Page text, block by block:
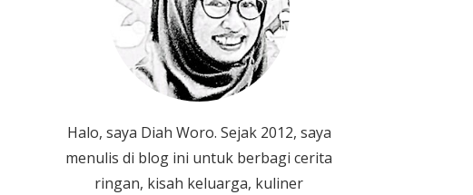
Halo, saya Diah Woro. Sejak 2012, saya
menulis di blog ini untuk berbagi cerita
ringan, kisah keluarga, kuliner